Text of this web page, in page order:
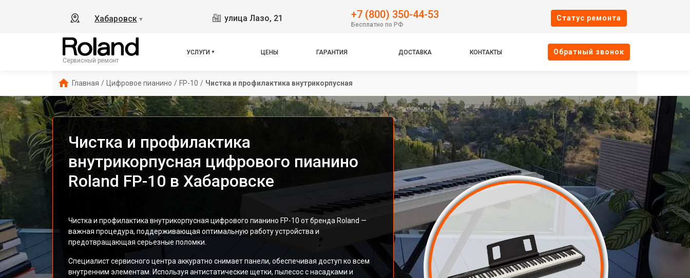
Хабаровск ▼ улица Лазо, 21 +7 (800) 350-44-53
Бесплатно по РФ
Cтатус ремонта
Сервисный ремонт
УСЛУГИ ЦЕНЫ ГАРАНТИЯ ДОСТАВКА КОНТАКТЫ Oбратный звонок
Главная / Цифровое пианино / FP-10 / Чистка и профилактика внутрикорпусная
Чистка и профилактика
внутрикорпусная цифрового пианино
Roland FP-10 в Хабаровске
Чистка и профилактика внутрикорпусная цифрового пианино FP-10 от бренда Roland —
важная процедура, поддерживающая оптимальную работу устройства и
предотвращающая серьезные поломки.
Специалист сервисного центра аккуратно снимает панели, обеспечивая доступ ко всем
внутренним элементам. Используя антистатические щетки, пылесос с насадками и